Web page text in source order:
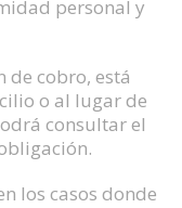
personal y
de cobro, está
o al lugar de
consultar el
los casos donde